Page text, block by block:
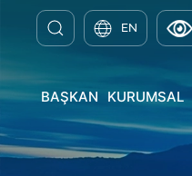
EN
BAŞKAN KURUMSAL